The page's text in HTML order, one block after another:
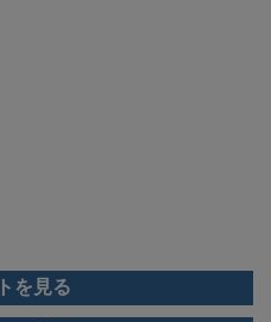
を見る